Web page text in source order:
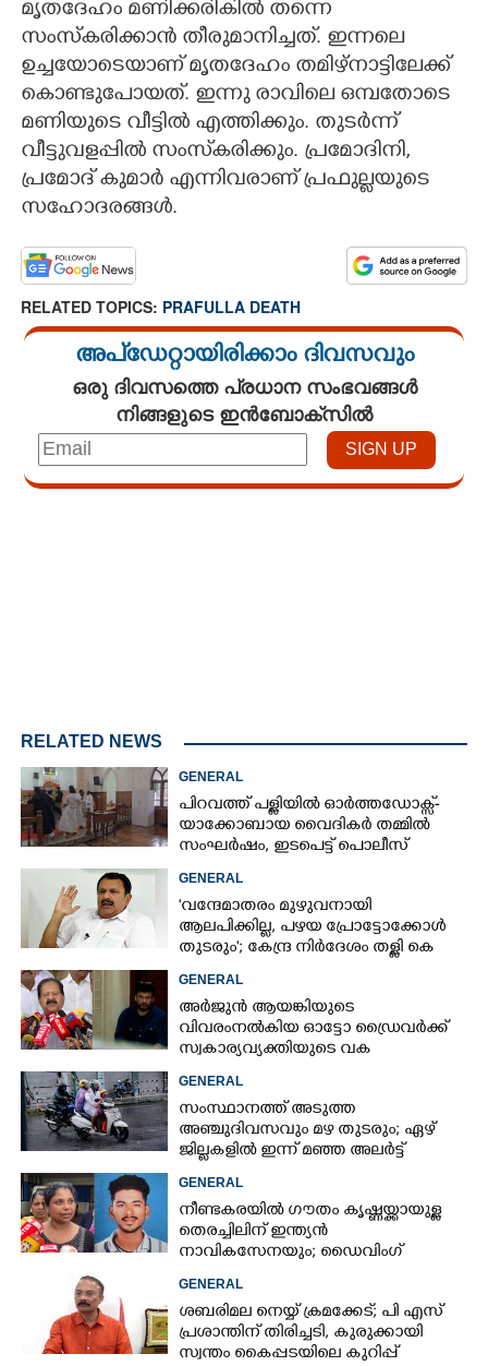
മൃതദേഹം മണിക്കരികിൽ തന്നെ
സംസ്കരിക്കാൻ തീരുമാനിച്ചത്. ഇന്നലെ
ഉച്ചയോടെയാണ് മൃതദേഹം തമിഴ്നാട്ടിലേക്ക്
കൊണ്ടുപോയത്. ഇന്നു രാവിലെ ഒമ്പതോടെ
മണിയുടെ വീട്ടിൽ എത്തിക്കും. തുടർന്ന്
വീട്ടുവളപ്പിൽ സംസ്‌കരിക്കും. പ്രമോദിനി,
പ്രമോദ് കുമാർ എന്നിവരാണ് പ്രഫുല്ലയുടെ
സഹോദരങ്ങൾ.
RELATED TOPICS: PRAFULLA DEATH
അപ്ഡേറ്റായിരിക്കാം ദിവസവും
ഒരു ദിവസത്തെ പ്രധാന സംഭവങ്ങൾ
നിങ്ങളുടെ ഇൻബോക്സിൽ
RELATED NEWS
GENERAL
പിറവത്ത് പള്ളിയിൽ ഓർത്തഡോക്സ്-
യാക്കോബായ വൈദികർ തമ്മിൽ
സംഘർഷം, ഇടപെട്ട് പൊലീസ്
GENERAL
'വന്ദേമാതരം മുഴുവനായി
ആലപിക്കില്ല, പഴയ പ്രോട്ടോക്കോൾ
തുടരും'; കേന്ദ്ര നിർദേശം തള്ളി കെ
GENERAL
അർജുൻ ആയങ്കിയുടെ
വിവരംനൽകിയ ഓട്ടോ ഡ്രൈവർക്ക്
സ്വകാര്യവ്യക്തിയുടെ വക
ചെന്നിത്തല
GENERAL
സംസ്ഥാനത്ത് അടുത്ത
അ‌ഞ്ചുദിവസവും മഴ തുടരും; ഏഴ്
ജില്ലകളിൽ ഇന്ന് മഞ്ഞ അലർട്ട്
GENERAL
നീണ്ടകരയിൽ ഗൗതം കൃഷ്ണയ്ക്കായുള്ള
തെരച്ചിലിന് ഇന്ത്യൻ
നാവികസേനയും; ഡൈവിംഗ്
GENERAL
ശബരിമല നെയ്യ് ക്രമക്കേട്; പി എസ്
പ്രശാന്തിന് തിരിച്ചടി, കുരുക്കായി
സ്വന്തം കൈപ്പടയിലെ കുറിപ്പ്